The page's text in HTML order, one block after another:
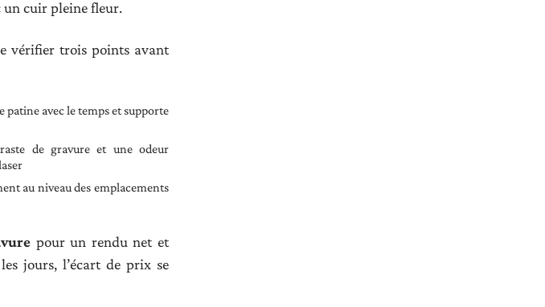
un cuir pleine fleur.
vérifier trois points avant
avec le temps et supporte
de gravure et une odeur
au niveau des emplacements
pour un rendu net et
jours, l’écart de prix se